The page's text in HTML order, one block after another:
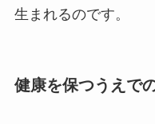
生まれるのです。
健康を保つうえで